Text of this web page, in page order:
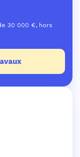
30 000 €, hors